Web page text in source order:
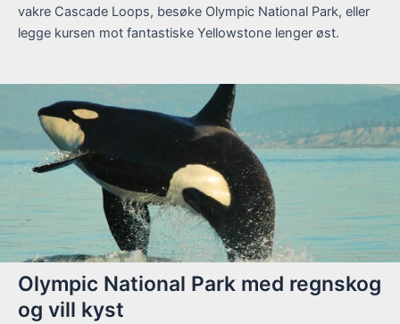
vakre Cascade Loops, besøke Olympic National Park, eller
legge kursen mot fantastiske Yellowstone lenger øst.
Olympic National Park med regnskog
og vill kyst